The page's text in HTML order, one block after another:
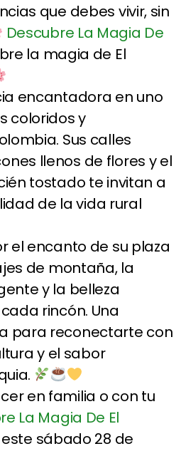
que debes vivir, sin
Descubre La Magia De
la magia de El
encantadora en uno
coloridos y
Sus calles
llenos de flores y el
tostado te invitan a
de la vida rural
el encanto de su plaza
de montaña, la
y la belleza
rincón. Una
para reconectarte con
y el sabor
en familia o con tu
La Magia De El
este sábado 28 de